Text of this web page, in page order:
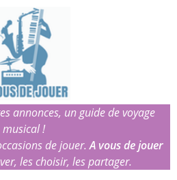
annonces, un guide de voyage
musical !
de jouer.A vous de jouer
les choisir, les partager.